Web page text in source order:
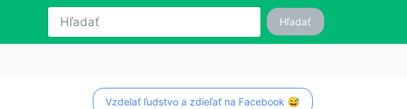
Hľadať
Vzdelať ľudstvo a zdieľať na Facebook 😅